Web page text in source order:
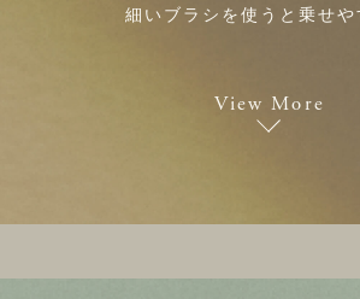
細いブラシを使うと乗せや
View More